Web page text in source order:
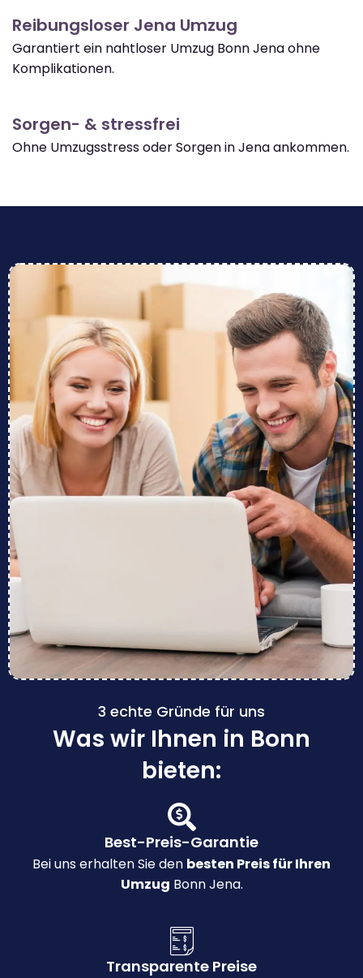
Reibungsloser Jena Umzug
Garantiert ein nahtloser Umzug Bonn Jena ohne
Komplikationen.
Sorgen- & stressfrei
Ohne Umzugsstress oder Sorgen in Jena ankommen.
3 echte Gründe für uns
Was wir Ihnen in Bonn
bieten:
Best-Preis-Garantie
Bei uns erhalten Sie den besten Preis für Ihren
Umzug Bonn Jena.
Transparente Preise